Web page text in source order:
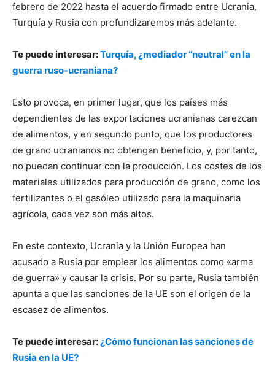
febrero de 2022 hasta el acuerdo firmado entre Ucrania,
Turquía y Rusia con profundizaremos más adelante.
Te puede interesar:Turquía, ¿mediador “neutral” en la
guerra ruso-ucraniana?
Esto provoca, en primer lugar, que los países más
dependientes de las exportaciones ucranianas carezcan
de alimentos, y en segundo punto, que los productores
de grano ucranianos no obtengan beneficio, y, por tanto,
no puedan continuar con la producción. Los costes de los
materiales utilizados para producción de grano, como los
fertilizantes o el gasóleo utilizado para la maquinaria
agrícola, cada vez son más altos.
En este contexto, Ucrania y la Unión Europea han
acusado a Rusia por emplear los alimentos como «arma
de guerra» y causar la crisis. Por su parte, Rusia también
apunta a que las sanciones de la UE son el origen de la
escasez de alimentos.
Te puede interesar:¿Cómo funcionan las sanciones de
Rusia en la UE?